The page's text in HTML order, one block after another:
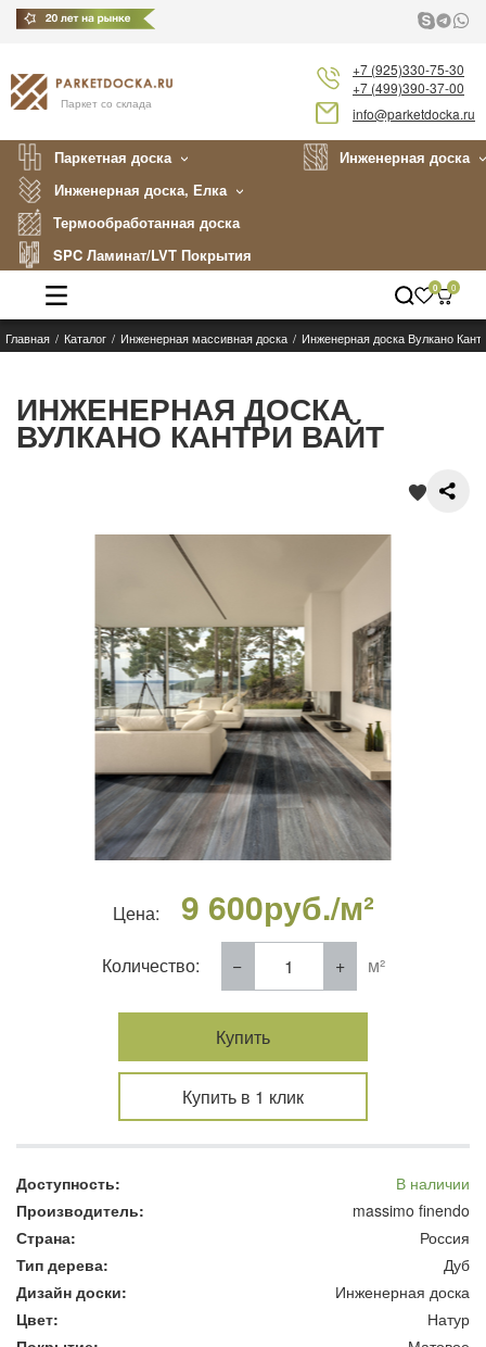
Паркет со склада
+7 (925)330-75-30
+7 (499)390-37-00
info@parketdocka.ru
Паркетная доска
Инженерная доска
Инженерная доска, Елка
Термообработанная доска
SPC Ламинат/LVT Покрытия
Каталог
Укладка
0 0
Главная Каталог Инженерная массивная доска Инженерная доска Вулкано
ИНЖЕНЕРНАЯ ДОСКА
ВУЛКАНО КАНТРИ ВАЙТ
Цена: 9 600руб./м²
Количество: м²
Купить
Купить в 1 клик
Доступность:
В наличии
Производитель:
massimo finendo
Страна:
Россия
Тип дерева:
Дуб
Дизайн доски:
Инженерная доска
Цвет:
Натур